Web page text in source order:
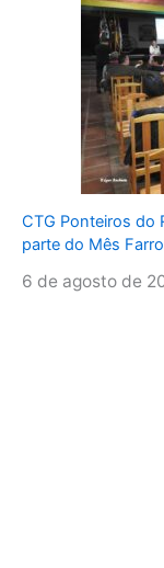
CTG Ponteiros do
parte do Mês
6 de agosto de